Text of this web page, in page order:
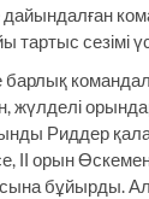
дайындалған
тартыс сезімі
жүлделі
Риддер
ІІ орын
бұйырды.